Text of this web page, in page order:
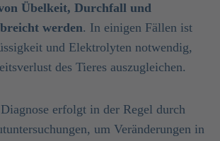
Übelkeit, Durchfall und
werden. In einigen Fällen ist
und Elektrolyten notwendig,
des Tieres auszugleichen.
erfolgt in der Regel durch
um Veränderungen in